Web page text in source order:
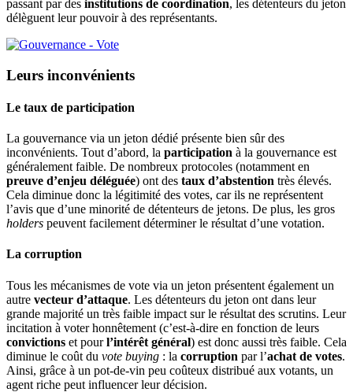
passant par des institutions de coordination, les détenteurs du jeton
délèguent leur pouvoir à des représentants.
Leurs inconvénients
Le taux de participation
La gouvernance via un jeton dédié présente bien sûr des
inconvénients. Tout d’abord, la participation à la gouvernance est
généralement faible. De nombreux protocoles (notamment en
preuve d’enjeu déléguée) ont des taux d’abstention très élevés.
Cela diminue donc la légitimité des votes, car ils ne représentent
l’avis que d’une minorité de détenteurs de jetons. De plus, les gros
holders peuvent facilement déterminer le résultat d’une votation.
La corruption
Tous les mécanismes de vote via un jeton présentent également un
autre vecteur d’attaque. Les détenteurs du jeton ont dans leur
grande majorité un très faible impact sur le résultat des scrutins. Leur
incitation à voter honnêtement (c’est-à-dire en fonction de leurs
convictions et pourl’intérêt général) est donc aussi très faible. Cela
diminue le coût du vote buying : la corruption par l’achat de votes.
Ainsi, grâce à un pot-de-vin peu coûteux distribué aux votants, un
agent riche peut influencer leur décision.